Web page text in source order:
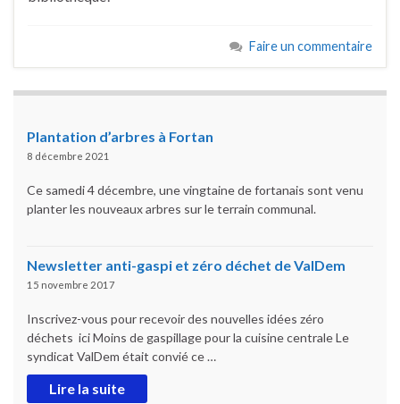
Faire un commentaire
Plantation d’arbres à Fortan
8 décembre 2021
Ce samedi 4 décembre, une vingtaine de fortanais sont venu
planter les nouveaux arbres sur le terrain communal.
Newsletter anti-gaspi et zéro déchet de ValDem
15 novembre 2017
Inscrivez-vous pour recevoir des nouvelles idées zéro
déchets ici Moins de gaspillage pour la cuisine centrale Le
syndicat ValDem était convié ce …
Lire la suite